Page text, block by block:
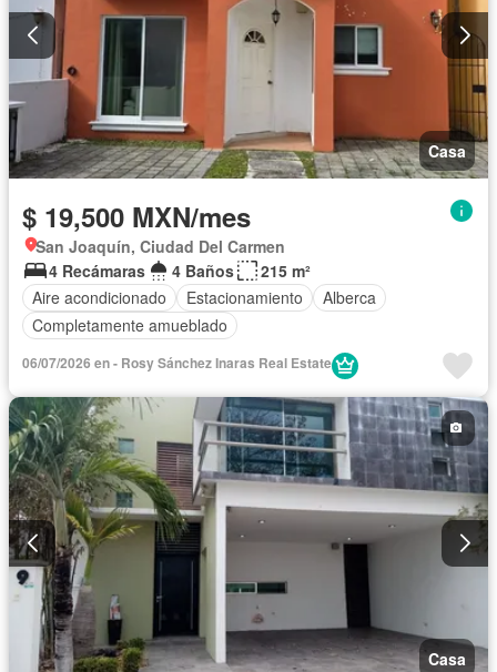
Casa
$ 19,500 MXN/mes
San Joaquín, Ciudad Del Carmen
4 Recámaras
4 Baños
215 m²
Aire acondicionado
Estacionamiento
Alberca
Completamente amueblado
06/07/2026 en - Rosy Sánchez Inaras Real Estate
Casa